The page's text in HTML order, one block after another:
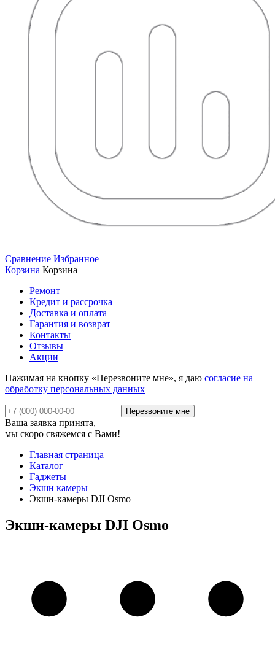
Сравнение Избранное
Корзина Корзина
Ремонт
Кредит и рассрочка
Доставка и оплата
Гарантия и возврат
Контакты
Отзывы
Акции
Нажимая на кнопку «Перезвоните мне», я даю согласие на
обработку персональных данных
Ваша заявка принята,
мы скоро свяжемся с Вами!
Главная страница
Каталог
Гаджеты
Экшн камеры
Экшн-камеры DJI Osmo
Экшн-камеры DJI Osmo